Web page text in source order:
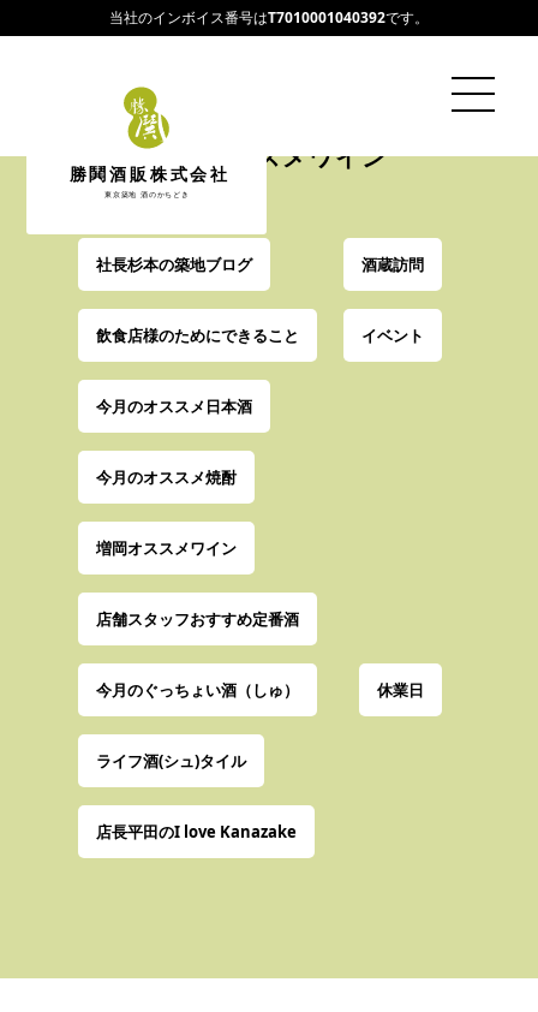
当社のインボイス番号はT7010001040392です。
勝鬨酒販株式会社
東京築地 酒のかちどき
増 岡 オ スメワイン
社長杉本の築地ブログ 酒蔵訪問
飲食店様のためにできること イベント
今月のオススメ日本酒
今月のオススメ焼酎
増岡オススメワイン
店舗スタッフおすすめ定番酒
今月のぐっちょい酒（しゅ） 休業日
ライフ酒(シュ)タイル
店長平田のI love Kanazake